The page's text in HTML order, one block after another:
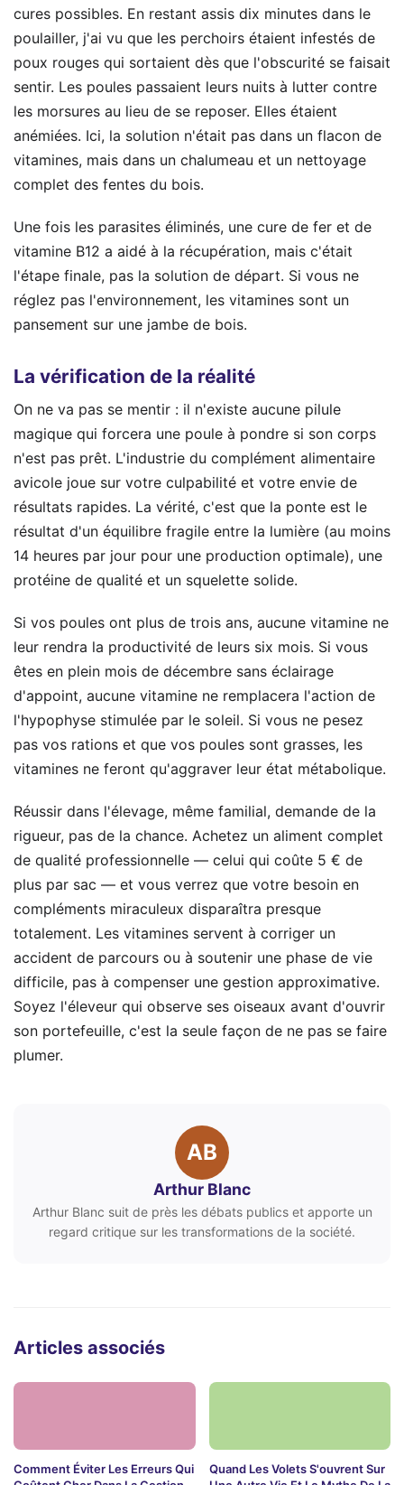
cures possibles. En restant assis dix minutes dans le
poulailler, j'ai vu que les perchoirs étaient infestés de
poux rouges qui sortaient dès que l'obscurité se faisait
sentir. Les poules passaient leurs nuits à lutter contre
les morsures au lieu de se reposer. Elles étaient
anémiées. Ici, la solution n'était pas dans un flacon de
vitamines, mais dans un chalumeau et un nettoyage
complet des fentes du bois.
Une fois les parasites éliminés, une cure de fer et de
vitamine B12 a aidé à la récupération, mais c'était
l'étape finale, pas la solution de départ. Si vous ne
réglez pas l'environnement, les vitamines sont un
pansement sur une jambe de bois.
La vérification de la réalité
On ne va pas se mentir : il n'existe aucune pilule
magique qui forcera une poule à pondre si son corps
n'est pas prêt. L'industrie du complément alimentaire
avicole joue sur votre culpabilité et votre envie de
résultats rapides. La vérité, c'est que la ponte est le
résultat d'un équilibre fragile entre la lumière (au moins
14 heures par jour pour une production optimale), une
protéine de qualité et un squelette solide.
Si vos poules ont plus de trois ans, aucune vitamine ne
leur rendra la productivité de leurs six mois. Si vous
êtes en plein mois de décembre sans éclairage
d'appoint, aucune vitamine ne remplacera l'action de
l'hypophyse stimulée par le soleil. Si vous ne pesez
pas vos rations et que vos poules sont grasses, les
vitamines ne feront qu'aggraver leur état métabolique.
Réussir dans l'élevage, même familial, demande de la
rigueur, pas de la chance. Achetez un aliment complet
de qualité professionnelle — celui qui coûte 5 € de
plus par sac — et vous verrez que votre besoin en
compléments miraculeux disparaîtra presque
totalement. Les vitamines servent à corriger un
accident de parcours ou à soutenir une phase de vie
difficile, pas à compenser une gestion approximative.
Soyez l'éleveur qui observe ses oiseaux avant d'ouvrir
son portefeuille, c'est la seule façon de ne pas se faire
plumer.
AB
Arthur Blanc
Arthur Blanc suit de près les débats publics et apporte un
regard critique sur les transformations de la société.
Articles associés
Comment Éviter Les Erreurs Qui
Quand Les Volets S'ouvrent Sur